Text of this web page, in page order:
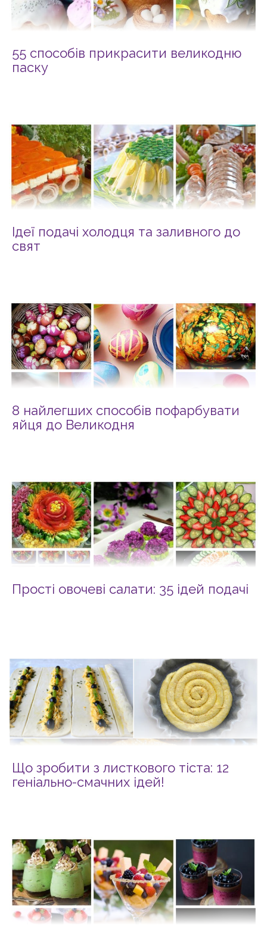
55 способів прикрасити великодню
паску
Ідеї подачі холодця та заливного до
свят
8 найлегших способів пофарбувати
яйця до Великодня
Прості овочеві салати: 35 ідей подачі
Що зробити з листкового тіста: 12
геніально-смачних ідей!